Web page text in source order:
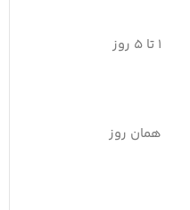
۱ تا ۵ روز
همان روز